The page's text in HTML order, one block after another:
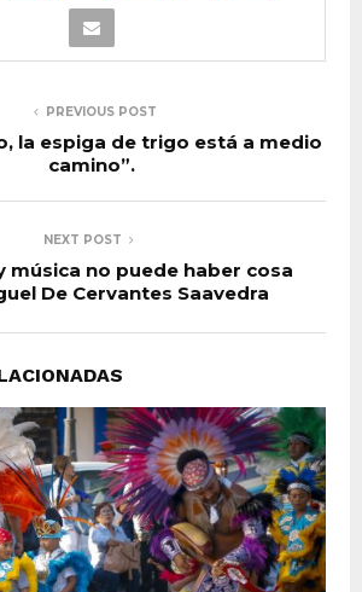
PREVIOUS POST
la espiga de trigo está a medio
camino”.
NEXT POST
música no puede haber cosa
De Cervantes Saavedra